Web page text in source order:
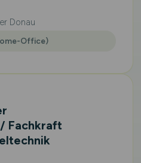
Donau
Office)
Fachkraft